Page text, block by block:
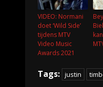
VIDEO: Normani
doet ‘Wild Side’
tijdens MTV
Video Music
Awards 2021
Tags: justin